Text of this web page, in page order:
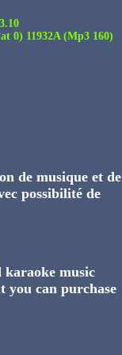
0) 11932A (Mp3 160)
de musique et de
possibilité de
music
you can purchase